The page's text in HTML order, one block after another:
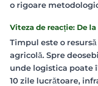
o rigoare
Viteza de reacție: De
Timpul este o
agricolă. Spre
unde logistica poate
10 zile lucrătoare,